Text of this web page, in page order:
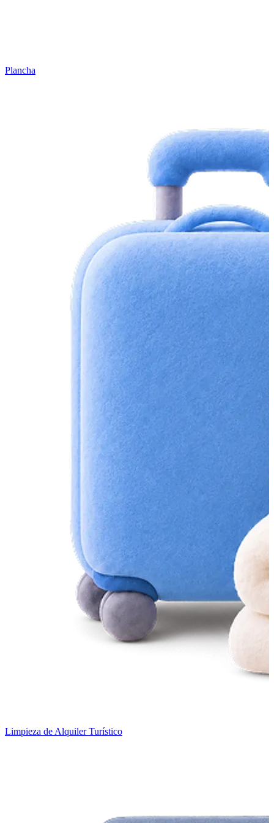
Plancha
Limpieza de Alquiler Turístico